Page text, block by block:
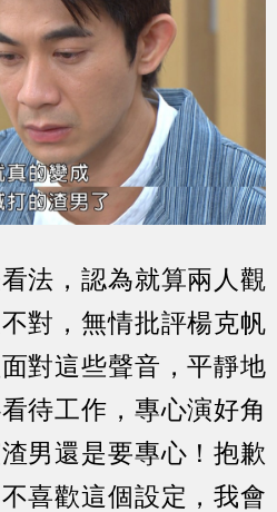
法，認為就算兩人觀
對，無情批評楊克帆
對這些聲音，平靜地
待工作，專心演好角
男還是要專心！抱歉
喜歡這個設定，我會